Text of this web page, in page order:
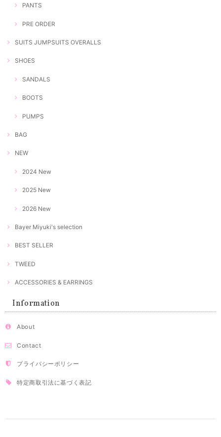
PANTS
PRE ORDER
SUITS JUMPSUITS OVERALLS
SHOES
SANDALS
BOOTS
PUMPS
BAG
NEW
2024 New
2025 New
2026 New
Bayer Miyuki's selection
BEST SELLER
TWEED
ACCESSORIES & EARRINGS
Information
About
Contact
プライバシーポリシー
特定商取引法に基づく表記